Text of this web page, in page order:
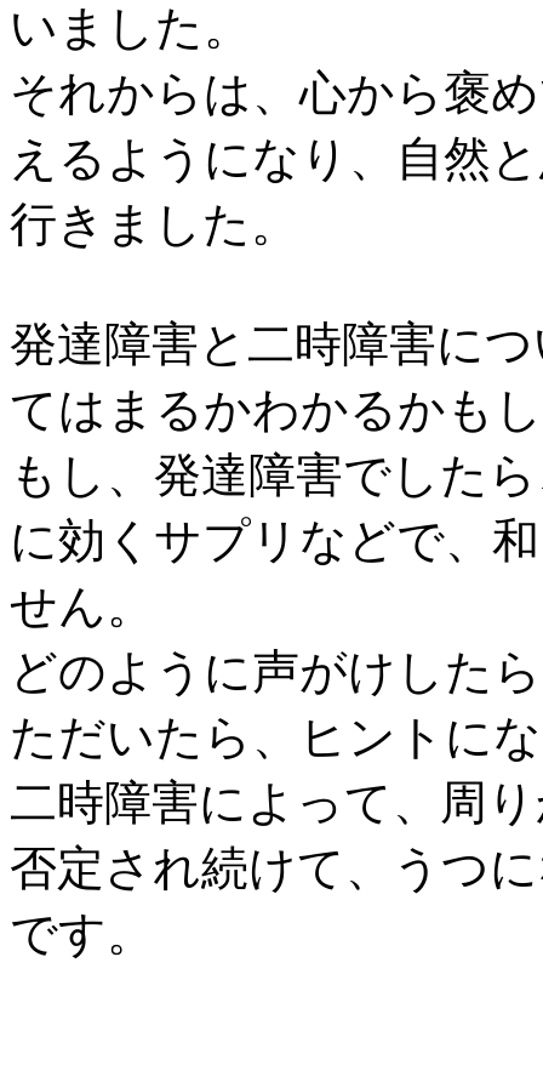
いました。
それからは、心から褒
えるようになり、自然
行きました。
発達障害と二時障害に
てはまるかわかるかも
もし、発達障害でした
に効くサプリなどで、
せん。
どのように声がけした
ただいたら、ヒントに
二時障害によって、周
否定され続けて、うつ
です。